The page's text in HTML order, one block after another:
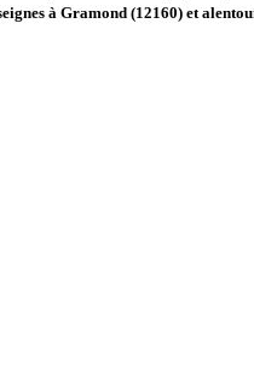
à Gramond (12160) et